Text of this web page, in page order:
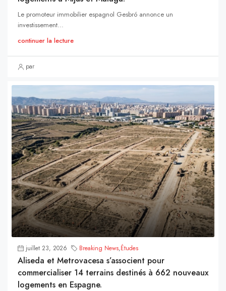
Le promoteur immobilier espagnol Gesbró annonce un
investissement...
continuer la lecture
par
juillet 23, 2026 Breaking News,Études
Aliseda et Metrovacesa s’associent pour
commercialiser 14 terrains destinés à 662 nouveaux
logements en Espagne.